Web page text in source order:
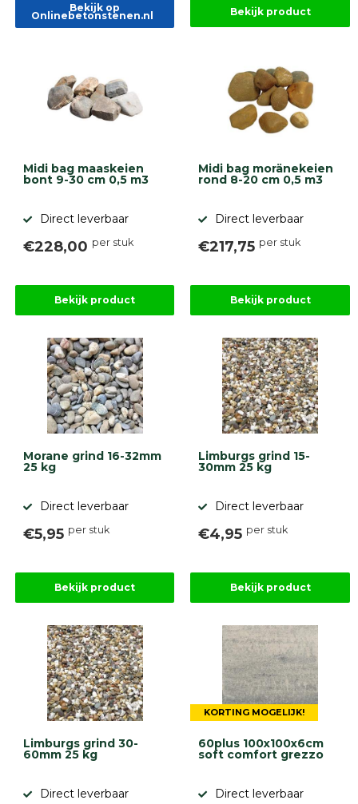
Bekijk op
Onlinebetonstenen.nl Bekijk product
Midi bag maaskeien
bont 9-30 cm 0,5 m3
Direct leverbaar
€228,00 per stuk
Bekijk product
Midi bag moränekeien
rond 8-20 cm 0,5 m3
Direct leverbaar
€217,75 per stuk
Bekijk product
Morane grind 16-32mm
25 kg
Direct leverbaar
€5,95 per stuk
Bekijk product
Limburgs grind 15-
30mm 25 kg
Direct leverbaar
€4,95 per stuk
Bekijk product
Limburgs grind 30-
60mm 25 kg
Direct leverbaar
KORTING MOGELIJK!
60plus 100x100x6cm
soft comfort grezzo
Direct leverbaar